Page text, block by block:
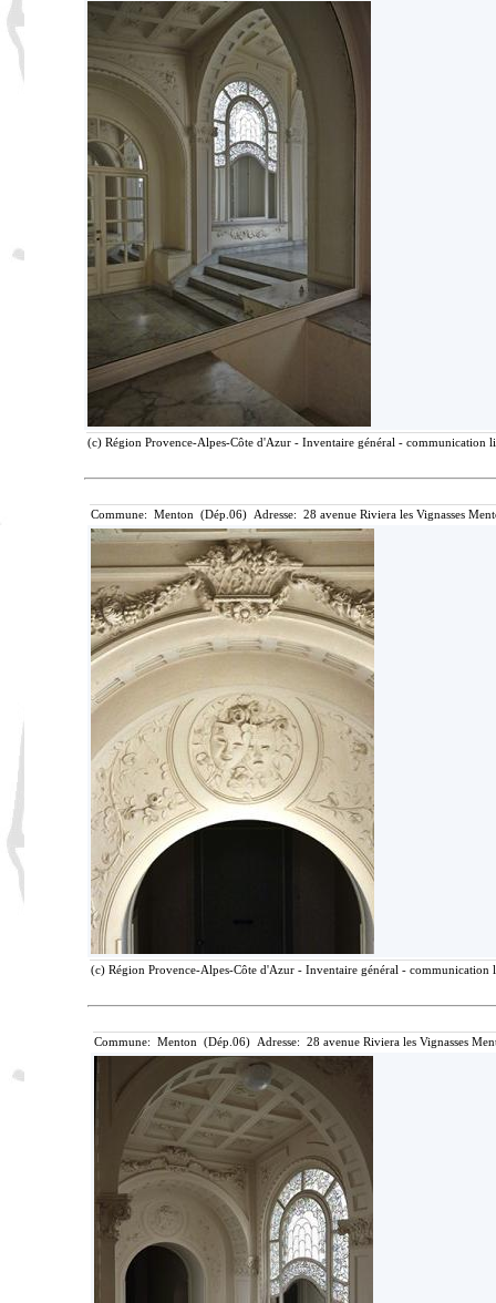
(c) Région Provence-Alpes-Côte d'Azur - Inventaire général - communication
Commune: Menton (Dép.06) Adresse: 28 avenue Riviera les Vignasses
(c) Région Provence-Alpes-Côte d'Azur - Inventaire général -
Commune: Menton (Dép.06) Adresse: 28 avenue Riviera les Vignasses